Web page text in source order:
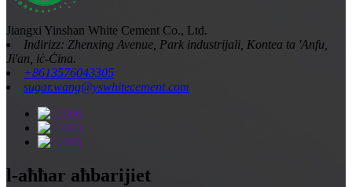
Jiangxi Yinshan White Cement Co., Ltd.
Indirizz: Zhenxing Avenue, Park industrijali, Kontea ta 'Anfu,
Ji'an, iċ-Ċina.
+8613576043305
sugar.wang@yswhitecement.com
l-aħħar aħbarijiet